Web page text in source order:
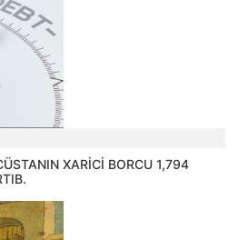
XARİCİ BORCU 1,794